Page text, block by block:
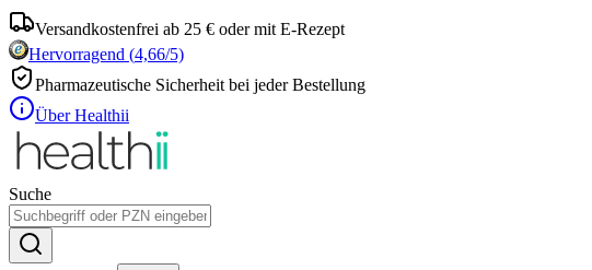
Versandkostenfrei ab 25 € oder mit E-Rezept
Hervorragend (4,66/5)
Pharmazeutische Sicherheit bei jeder Bestellung
Über Healthii
Suche